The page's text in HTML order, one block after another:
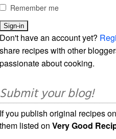
Remember me
Don't have an account yet?
share recipes with other
passionate about cooking.
Submit your blog!
If you publish original recipes
them listed onVery Good